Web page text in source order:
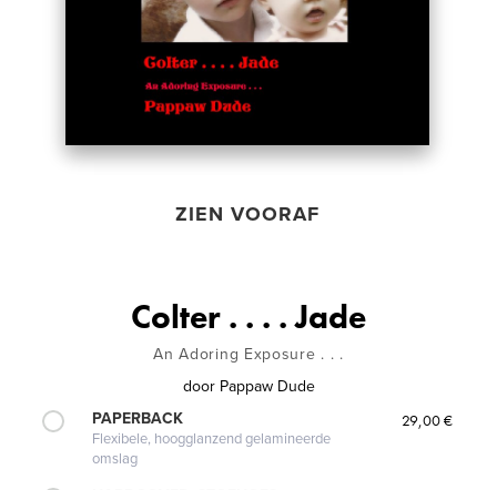
ZIEN VOORAF
Colter . . . . Jade
An Adoring Exposure . . .
door Pappaw Dude
PAPERBACK
Flexibele, hoogglanzend gelamineerde
omslag
29,00 €